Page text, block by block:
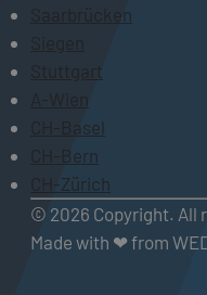
Saarbrücken
Siegen
Stuttgart
A-Wien
CH-Basel
CH-Bern
CH-Zürich
© 2026 Copyright. All
Made with ❤ from